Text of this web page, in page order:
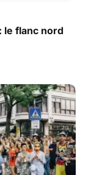
le flanc nord